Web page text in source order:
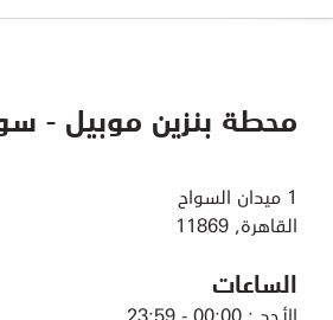
محطة بنزين موبيل -
القاهرة, 11869
الساعات